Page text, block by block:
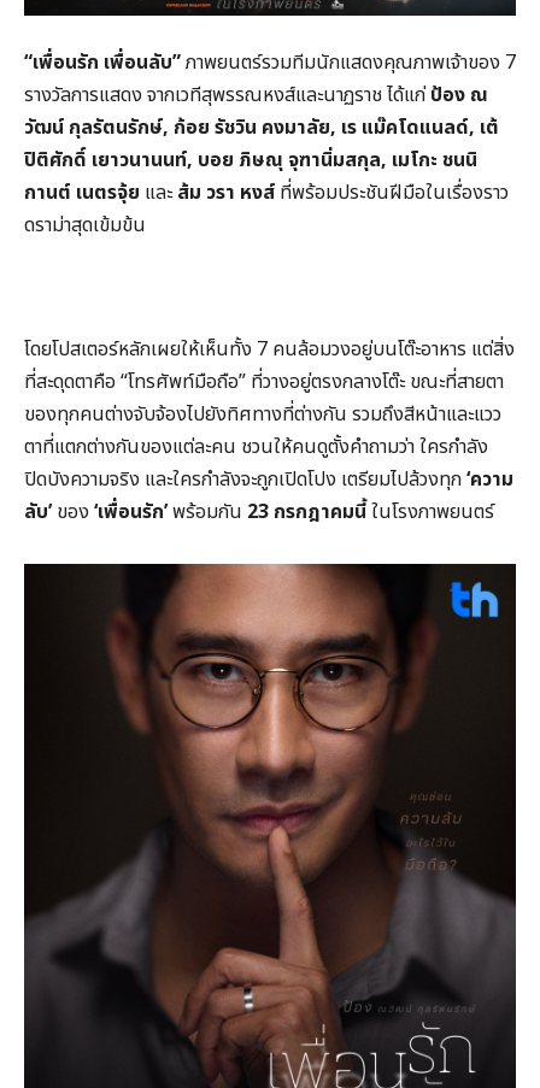
“เพื่อนรัก เพื่อนลับ”ภาพยนตร์รวมทีมนักแสดงคุณภาพเจ้าของ 7
รางวัลการแสดง จากเวทีสุพรรณหงส์และนาฏราช ได้แก่ป้อง ณ
วัฒน์ กุลรัตนรักษ์, ก้อย รัชวิน คงมาลัย, เร แม๊คโดแนลด์, เต้
ปิติศักดิ์ เยาวนานนท์, บอย ภิษณุ จุฑานิ่มสกุล, เมโกะ ชนนิ
กานต์ เนตรจุ้ย และส้ม วรา หงส์ ที่พร้อมประชันฝีมือในเรื่องราว
ดราม่าสุดเข้มข้น
โดยโปสเตอร์หลักเผยให้เห็นทั้ง 7 คนล้อมวงอยู่บนโต๊ะอาหาร แต่สิ่ง
ที่สะดุดตาคือ “โทรศัพท์มือถือ” ที่วางอยู่ตรงกลางโต๊ะ ขณะที่สายตา
ของทุกคนต่างจับจ้องไปยังทิศทางที่ต่างกัน รวมถึงสีหน้าและแวว
ตาที่แตกต่างกันของแต่ละคน ชวนให้คนดูตั้งคำถามว่า ใครกำลัง
ปิดบังความจริง และใครกำลังจะถูกเปิดโปง เตรียมไปล้วงทุก‘ความ
ลับ’ของ ‘เพื่อนรัก’พร้อมกัน 23 กรกฎาคมนี้ในโรงภาพยนตร์